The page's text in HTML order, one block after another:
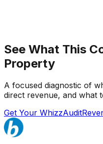
See What This
Property
A focused diagnostic of
direct revenue, and what
Get Your WhizzAudit